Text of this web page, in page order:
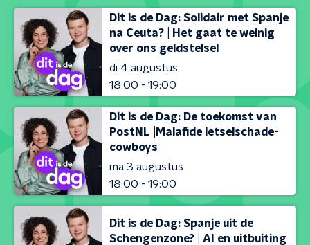
Dit is de Dag: Solidair met Spanje
na Ceuta? | Het gaat te weinig
over ons geldstelsel
di 4 augustus
18:00 - 19:00
Dit is de Dag: De toekomst van
PostNL |Malafide letselschade-
cowboys
ma 3 augustus
18:00 - 19:00
Dit is de Dag: Spanje uit de
Schengenzone? | AI en uitbuiting